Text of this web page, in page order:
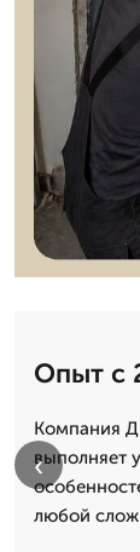
Опыт с
Компания
выполняет
любой
‹